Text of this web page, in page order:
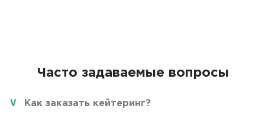
Часто задаваемые вопросы
Как заказать кейтеринг?